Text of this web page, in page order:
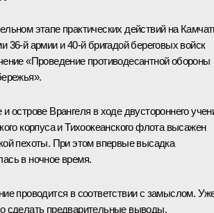
этапе практических действий на
36-й армии и 40-й бригадой береговых войск
«Проведение противодесантной обороны
острове Врангеля в ходе двустороннего
корпуса и Тихоокеанского флота высажен
пехоты. При этом впервые высадка
в ночное время.
проводится в соответствии с замыслом.
сделать предварительные выводы.